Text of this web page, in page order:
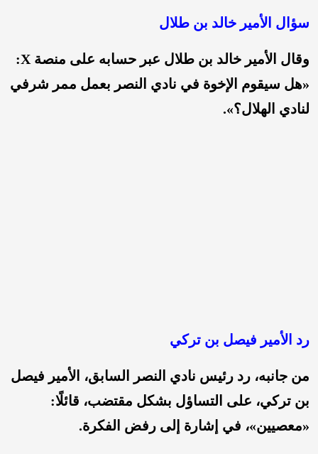
سؤال الأمير خالد بن طلال
وقال الأمير خالد بن طلال عبر حسابه على منصة X:
«هل سيقوم الإخوة في نادي النصر بعمل ممر شرفي
لنادي الهلال؟».
رد الأمير فيصل بن تركي
من جانبه، رد رئيس نادي النصر السابق، الأمير فيصل
بن تركي، على التساؤل بشكل مقتضب، قائلًا:
«معصيين»، في إشارة إلى رفض الفكرة.